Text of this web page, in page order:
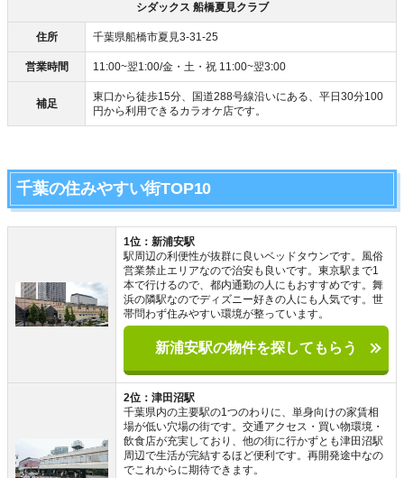
シダックス 船橋夏見クラブ
住所 千葉県船橋市夏見3-31-25
営業時間 11:00~翌1:00/金・土・祝 11:00~翌3:00
補足
東口から徒歩15分、国道288号線沿いにある、平日30分100
円から利用できるカラオケ店です。
千葉の住みやすい街TOP10
1位：新浦安駅
駅周辺の利便性が抜群に良いベッドタウンです。風俗
営業禁止エリアなので治安も良いです。東京駅まで1
本で行けるので、都内通勤の人にもおすすめです。舞
浜の隣駅なのでディズニー好きの人にも人気です。世
帯問わず住みやすい環境が整っています。
新浦安駅の物件を探してもらう
2位：津田沼駅
千葉県内の主要駅の1つのわりに、単身向けの家賃相
場が低い穴場の街です。交通アクセス・買い物環境・
飲食店が充実しており、他の街に行かずとも津田沼駅
周辺で生活が完結するほど便利です。再開発途中なの
でこれからに期待できます。